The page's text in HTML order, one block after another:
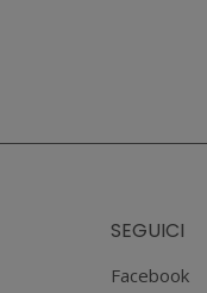
SEGUICI
Facebook